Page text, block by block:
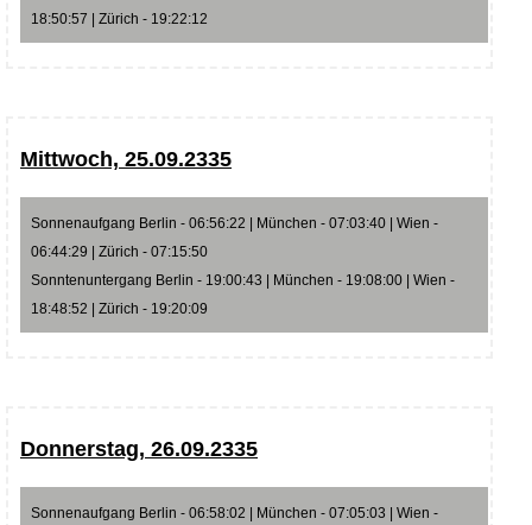
18:50:57 | Zürich - 19:22:12
Mittwoch, 25.09.2335
Sonnenaufgang Berlin - 06:56:22 | München - 07:03:40 | Wien -
06:44:29 | Zürich - 07:15:50
Sonntenuntergang Berlin - 19:00:43 | München - 19:08:00 | Wien -
18:48:52 | Zürich - 19:20:09
Donnerstag, 26.09.2335
Sonnenaufgang Berlin - 06:58:02 | München - 07:05:03 | Wien -